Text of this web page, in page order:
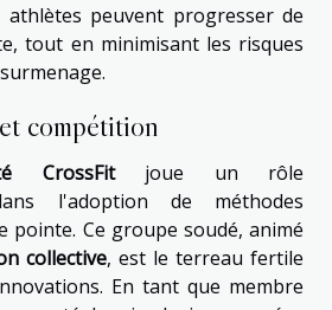
athlètes peuvent progresser de
tout en minimisant les risques
compétition
CrossFitjoue un rôle
l'adoption de méthodes
pointe. Ce groupe soudé, animé
collective, est le terreau fertile
En tant que membre